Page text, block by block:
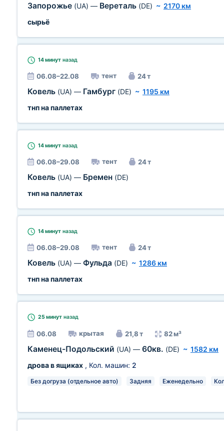
Запорожье (UA) — Вереталь (DE) ~ 2170 км
сырьё
14 минут назад
06.08–22.08 тент 24 т
Ковель (UA) — Гамбург (DE) ~ 1195 км
тнп на паллетах
14 минут назад
06.08–29.08 тент 24 т
Ковель (UA) — Бремен (DE)
тнп на паллетах
14 минут назад
06.08–29.08 тент 24 т
Ковель (UA) — Фульда (DE) ~ 1286 км
тнп на паллетах
25 минут назад
06.08 крытая 21,8 т 82 м³
Каменец-Подольский (UA) — 60кв. (DE) ~ 1582 км
дрова в ящиках , Кол. машин: 2
Без догруза (отдельное авто) Задняя Еженедельно